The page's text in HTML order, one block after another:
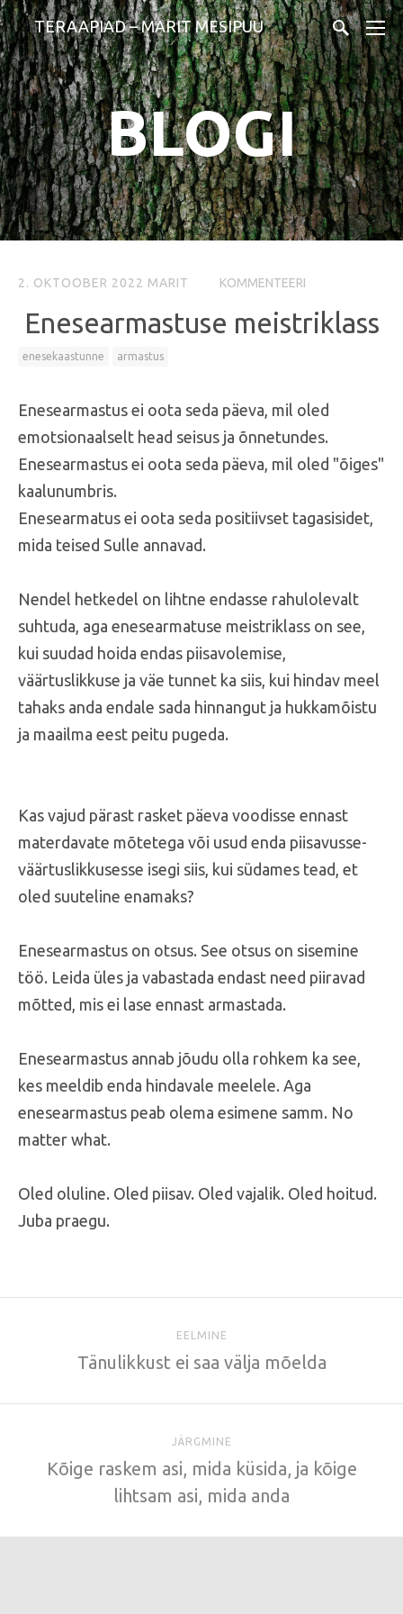
TERAAPIAD – MARIT MESIPUU
BLOGI
2. OKTOOBER 2022 MARIT KOMMENTEERI
Enesearmastuse meistriklass
enesekaastunne armastus
Enesearmastus ei oota seda päeva, mil oled
emotsionaalselt head seisus ja õnnetundes.
Enesearmastus ei oota seda päeva, mil oled "õiges"
kaalunumbris.
Enesearmatus ei oota seda positiivset tagasisidet,
mida teised Sulle annavad.
Nendel hetkedel on lihtne endasse rahulolevalt
suhtuda, aga enesearmatuse meistriklass on see,
kui suudad hoida endas piisavolemise,
väärtuslikkuse ja väe tunnet ka siis, kui hindav meel
tahaks anda endale sada hinnangut ja hukkamõistu
ja maailma eest peitu pugeda.
Kas vajud pärast rasket päeva voodisse ennast
materdavate mõtetega või usud enda piisavusse-
väärtuslikkusesse isegi siis, kui südames tead, et
oled suuteline enamaks?
Enesearmastus on otsus. See otsus on sisemine
töö. Leida üles ja vabastada endast need piiravad
mõtted, mis ei lase ennast armastada.
Enesearmastus annab jõudu olla rohkem ka see,
kes meeldib enda hindavale meelele. Aga
enesearmastus peab olema esimene samm. No
matter what.
Oled oluline. Oled piisav. Oled vajalik. Oled hoitud.
Juba praegu.
EELMINE
Tänulikkust ei saa välja mõelda
JÄRGMINE
Kõige raskem asi, mida küsida, ja kõige
lihtsam asi, mida anda